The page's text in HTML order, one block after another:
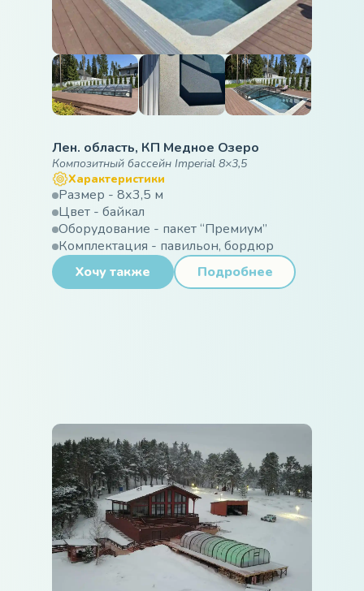
Лен. область, КП Медное Озеро
Композитный бассейн Imperial 8×3,5
Характеристики
Размер - 8х3,5 м
Цвет - байкал
Оборудование - пакет “Премиум”
Комплектация - павильон, бордюр
Хочу также
Подробнее